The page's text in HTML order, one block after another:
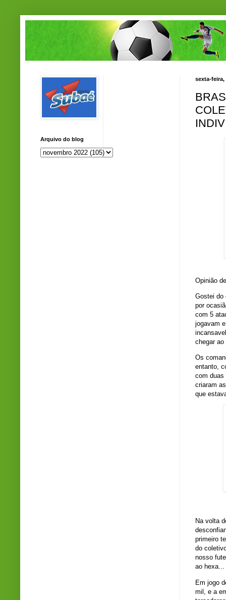
sexta-feira,
Opinião
Gostei do
por
com 5
jogavam
chegar ao
Os
entanto,
com duas
criaram
que
Na volta
primeiro
do
nosso
ao
Em jogo
mil, e a
Arquivo do blog